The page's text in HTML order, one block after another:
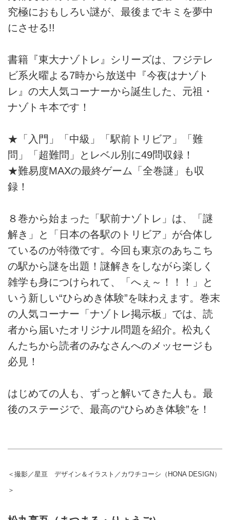
究極におもしろい謎が、最後までキミを夢中
にさせる!!
書籍『東大ナゾトレ』シリーズは、フジテレ
ビ系火曜よる7時から放送中『今夜はナゾト
レ』の大人気コーナーから誕生した、元祖・
ナゾトキ本です！
★「入門」「中級」「駅前トリビア」「難
問」「超難問」とレベル別に49問収録！
★難易度MAXの最終ゲーム「全巻謎」も収
録！
８巻から始まった「駅前ナゾトレ」は、「謎
解き」と「日本の各駅のトリビア」が合体し
ているのが特徴です。今回も東京のあちこち
の駅から謎を出題！謎解きをしながら楽しく
雑学も身につけられて、「へぇ～！！！」と
いう新しい“ひらめき体験”を味わえます。巻末
の人気コーナー「ナゾトレ掲示板」では、読
者から届いたオリジナル問題を紹介。松丸く
んたちから読者のみなさんへのメッセージも
必見！
はじめての人も、ずっと解いてきた人も。最
後のステージで、最高の“ひらめき体験”を！
＜撮影／星亘 デザイン＆イラスト／カワチコーシ（HONA DESIGN）
＞